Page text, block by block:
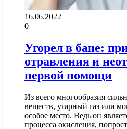
16.06.2022
0
Угорел в бане:
отравления и
первой помощи
Из всего многообразия
веществ, угарный газ или
особое место. Ведь он
процесса окисления,